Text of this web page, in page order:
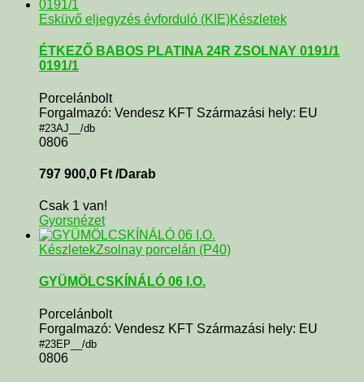
Esküvő eljegyzés évforduló (KIE)Készletek
ÉTKEZŐ BABOS PLATINA 24R ZSOLNAY 0191/1
0191/1
Porcelánbolt
Forgalmazó: Vendesz KFT Származási hely: EU
#23AJ__/db
0806
797 900,0 Ft /Darab
Csak 1 van!
Gyorsnézet
KészletekZsolnay porcelán (P40)
GYÜMÖLCSKÍNÁLÓ 06 I.O.
Porcelánbolt
Forgalmazó: Vendesz KFT Származási hely: EU
#23EP__/db
0806